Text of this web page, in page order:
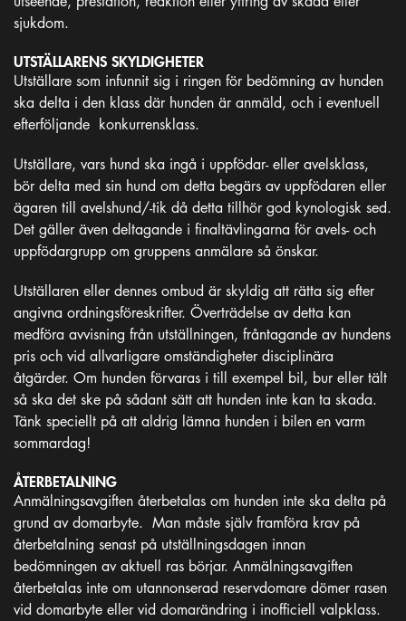
sjukdom.
UTSTÄLLARENS SKYLDIGHETER
Utställare som infunnit sig i ringen för bedömning av hunden
ska delta i den klass där hunden är anmäld, och i eventuell
efterföljande konkurrensklass.
Utställare, vars hund ska ingå i uppfödar- eller avelsklass,
bör delta med sin hund om detta begärs av uppfödaren eller
ägaren till avelshund/-tik då detta tillhör god kynologisk sed.
Det gäller även deltagande i finaltävlingarna för avels- och
uppfödargrupp om gruppens anmälare så önskar.
Utställaren eller dennes ombud är skyldig att rätta sig efter
angivna ordningsföreskrifter. Överträdelse av detta kan
medföra avvisning från utställningen, fråntagande av hundens
pris och vid allvarligare omständigheter disciplinära
åtgärder. Om hunden förvaras i till exempel bil, bur eller tält
så ska det ske på sådant sätt att hunden inte kan ta skada.
Tänk speciellt på att aldrig lämna hunden i bilen en varm
sommardag!
ÅTERBETALNING
Anmälningsavgiften återbetalas om hunden inte ska delta på
grund av domarbyte. Man måste själv framföra krav på
återbetalning senast på utställningsdagen innan
bedömningen av aktuell ras börjar. Anmälningsavgiften
återbetalas inte om utannonserad reservdomare dömer rasen
vid domarbyte eller vid domarändring i inofficiell valpklass.